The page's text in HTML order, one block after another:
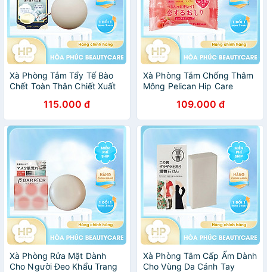
Xà Phòng Tắm Tẩy Tế Bào
Chết Toàn Thân Chiết Xuất
115.000 đ
Xà Phòng Tắm Chống Thâm
Mông Pelican Hip Care
Chết (80G)109.000 đ
Xà Phòng Rửa Mặt Dành
Cho Người Đeo Khẩu Trang
Xà Phòng Tắm Cấp Ẩm Dành
Cho Vùng Da Cánh Tay